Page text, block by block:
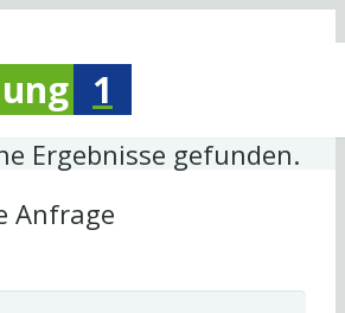
1
Ergebnisse gefunden.
Anfrage